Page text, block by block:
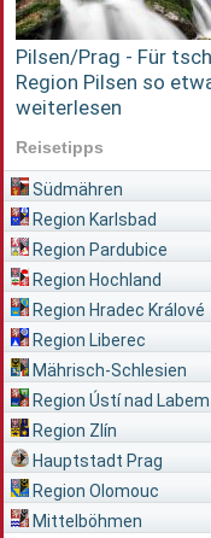
Pilsen/Prag - Für
Region Pilsen so
weiterlesen
Reisetipps
Südmähren
Region Karlsbad
Region Pardubice
Region Hochland
Region Hradec Králové
Region Liberec
Mährisch-Schlesien
Region Ústí nad Labem
Region Zlín
Hauptstadt Prag
Region Olomouc
Mittelböhmen